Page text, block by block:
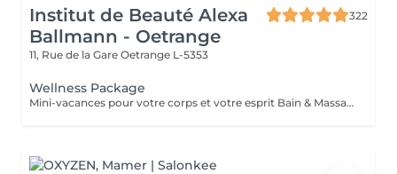
Institut de Beauté Alexa
Ballmann - Oetrange
322
11, Rue de la Gare Oetrange L-5353
Wellness Package
Mini-vacances pour votre corps et votre esprit Bain & Massage des pieds - Gommage du corps & massage Hot Stone - Soins du visage coup d'éclat